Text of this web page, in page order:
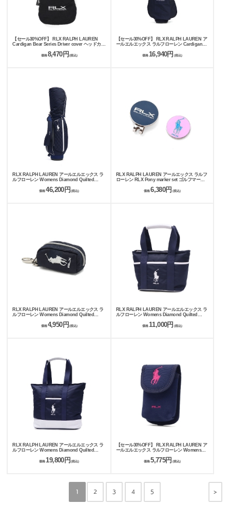
【セール30%OFF】 RLX RALPH LAUREN
Cardigan Bear Series Driver cover ヘッドカバ
価格 8,470円 (税込)
【セール30%OFF】 RLX RALPH LAUREN ア
ールエルエックス ラルフローレン Cardigan
価格16,940円 (税込)
RLX RALPH LAUREN アールエルエックス ラ
ルフローレン Womens Diamond Quilted
価格 46,200円 (税込)
RLX RALPH LAUREN アールエックス ラルフ
ローレン RLX Pony marker set ゴルフマーカ
価格6,380円 (税込)
RLX RALPH LAUREN アールエルエックス ラ
ルフローレン Womens Diamond Quilted
価格 4,950円 (税込)
RLX RALPH LAUREN アールエルエックス ラ
ルフローレン Womens Diamond Quilted
価格11,000円 (税込)
RLX RALPH LAUREN アールエルエックス ラ
ルフローレン Womens Diamond Quilted
価格 19,800円 (税込)
【セール30%OFF】 RLX RALPH LAUREN ア
ールエルエックス ラルフローレン Womens
価格5,775円 (税込)
>
1 2 3 4 5